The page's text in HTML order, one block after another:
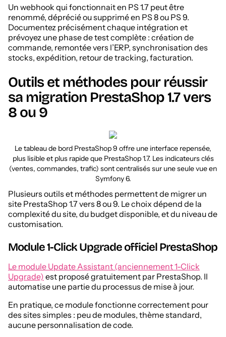
Un webhook qui fonctionnait en PS 1.7 peut être
renommé, déprécié ou supprimé en PS 8 ou PS 9.
Documentez précisément chaque intégration et
prévoyez une phase de test complète : création de
commande, remontée vers l’ERP, synchronisation des
stocks, expédition, retour de tracking, facturation.
Outils et méthodes pour réussir
sa migration PrestaShop 1.7 vers
8 ou 9
Le tableau de bord PrestaShop 9 offre une interface repensée,
plus lisible et plus rapide que PrestaShop 1.7. Les indicateurs clés
(ventes, commandes, trafic) sont centralisés sur une seule vue en
Symfony 6.
Plusieurs outils et méthodes permettent de migrer un
site PrestaShop 1.7 vers 8 ou 9. Le choix dépend de la
complexité du site, du budget disponible, et du niveau de
customisation.
Module 1-Click Upgrade officiel PrestaShop
Le module Update Assistant (anciennement 1-Click
Upgrade) est proposé gratuitement par PrestaShop. Il
automatise une partie du processus de mise à jour.
En pratique, ce module fonctionne correctement pour
des sites simples : peu de modules, thème standard,
aucune personnalisation de code.